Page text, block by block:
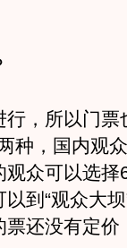
，所以门票
种，国内观
众可以选择
到“观众大
还没有定价